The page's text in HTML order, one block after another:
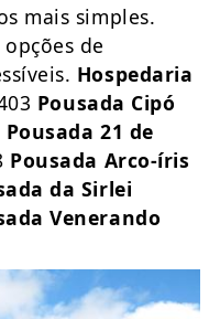
mais simples.
de
Hospedaria
Pousada Cipó
Pousada 21 de
Pousada Arco-íris
da Sirlei
Venerando